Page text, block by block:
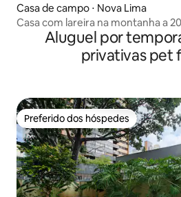
Casa de campo ⋅ Nova Lima
Casa com lareira na montanha a
Aluguel por
privativas pet
Preferido dos hóspedes
Preferido dos hóspedes